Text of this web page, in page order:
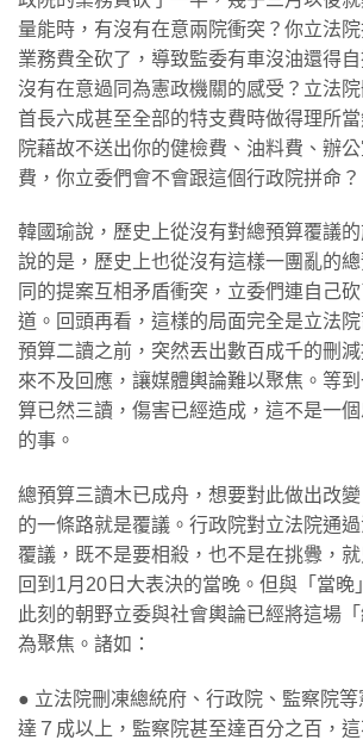
量能時，有沒有在意兩院衝突？你立法
業務費全砍了，導致監委有車沒油還得
沒有在意過同為憲政機關的感受？立法
首長六成甚至全部的特支費時做得理所
院藉故不送出你的健檢費、油料費、辦
費，你立委們會不會跟這個行政院拼命？
韓國瑜說，歷史上從沒有對總預算覆議
說的是，歷史上也從沒有這樣一團亂的
同的提案互相矛盾衝突，立委們連自己
道。回頭再看，這樣的局面完全是立法
預算二讀之前，突然丟出數百成千的刪
來不及回應，讓媒體輿論難以聚焦。等
算已然三讀，傷害已經造成，這不是一
的事。
總預算三讀木已成舟，想要對此做出改
的一條路就是覆議。行政院對立法院通
覆議，既不是要相殺，也不是在挑釁，
回到1月20日大表決的當晚。但與「當晚
此刻的朝野立委與社會輿論已經將這場
為聚焦。諸如：
● 立法院刪凍總統府、行政院、監察院
達７成以上，監察院甚至達百分之百，